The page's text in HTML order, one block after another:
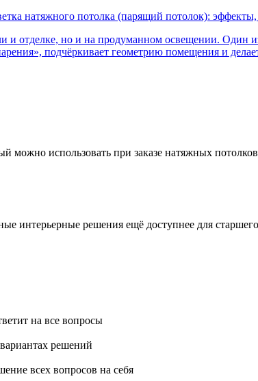
натяжного потолка (парящий потолок):
и отделке, но и на продуманном освещении.
подчёркивает геометрию помещения и
использовать при заказе натяжных
интерьерные решения ещё доступнее для
на все вопросы
решений
всех вопросов на себя